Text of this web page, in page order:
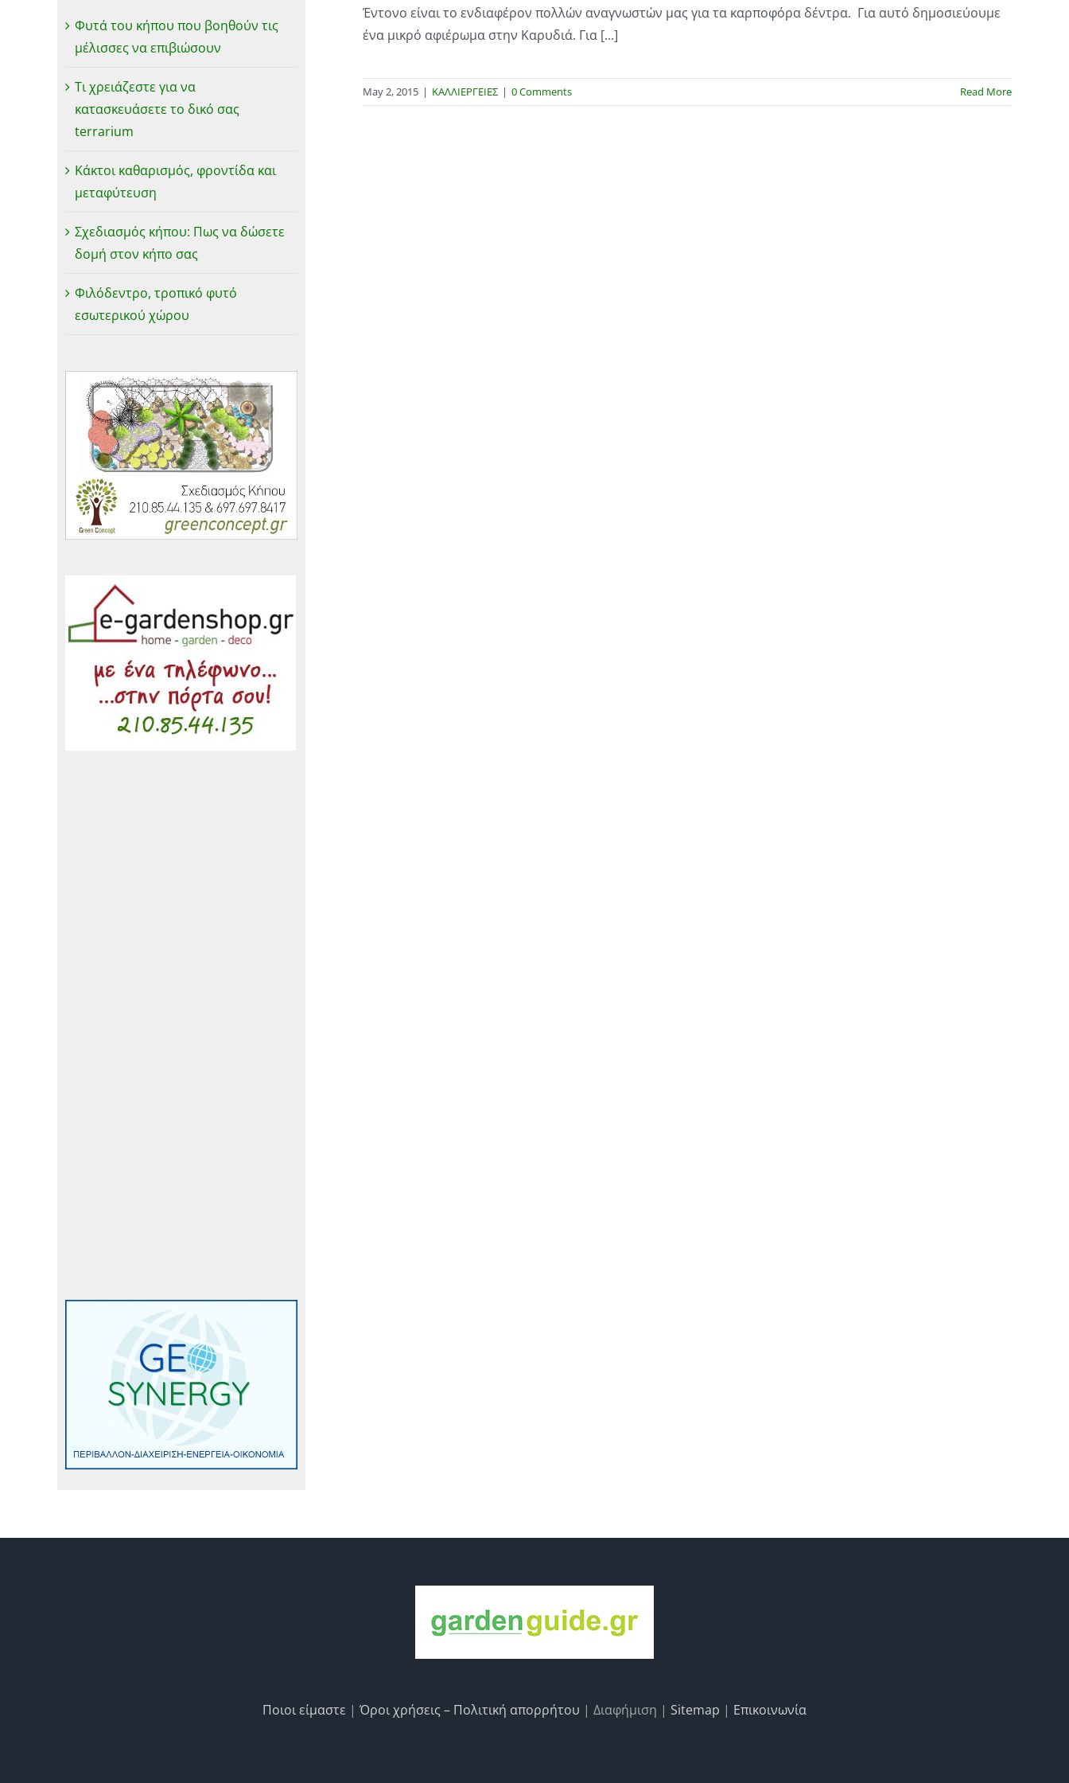
Έντονο είναι το ενδιαφέρον πολλών αναγνωστών μας για τα καρποφόρα δέντρα. Για αυτό δημοσιεύουμε
ένα μικρό αφιέρωμα στην Καρυδιά. Για [...]
May 2, 2015 | ΚΑΛΛΙΕΡΓΕΙΕΣ | 0 Comments Read More
Φυτά του κήπου που βοηθούν τις
μέλισσες να επιβιώσουν
Τι χρειάζεστε για να
κατασκευάσετε το δικό σας
terrarium
Κάκτοι καθαρισμός, φροντίδα και
μεταφύτευση
Σχεδιασμός κήπου: Πως να δώσετε
δομή στον κήπο σας
Φιλόδεντρο, τροπικό φυτό
εσωτερικού χώρου
Ποιοι είμαστε | Όροι χρήσεις – Πολιτική απορρήτου | Διαφήμιση | Sitemap | Επικοινωνία